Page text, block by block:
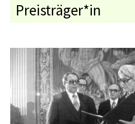
Preisträger*in
Jahresthema
Preisverleihung